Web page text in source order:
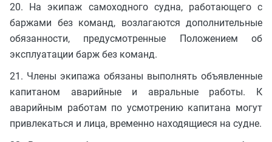
20. На экипаж самоходного судна, работающего с
баржами без команд, возлагаются дополнительные
обязанности, предусмотренные Положением об
эксплуатации барж без команд.
21. Члены экипажа обязаны выполнять объявленные
капитаном аварийные и авральные работы. К
аварийным работам по усмотрению капитана могут
привлекаться и лица, временно находящиеся на судне.